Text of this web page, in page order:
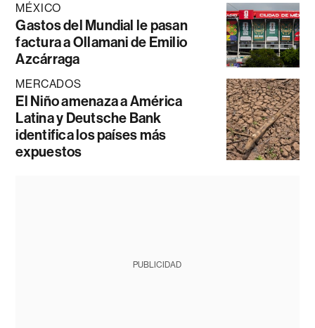
MÉXICO
Gastos del Mundial le pasan
factura a Ollamani de Emilio
Azcárraga
MERCADOS
El Niño amenaza a América
Latina y Deutsche Bank
identifica los países más
expuestos
PUBLICIDAD